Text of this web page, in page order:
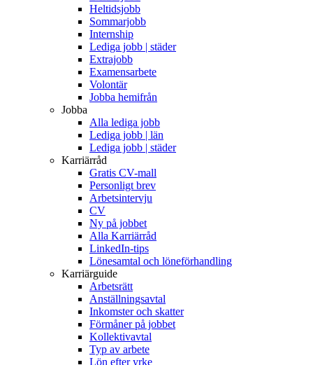
Heltidsjobb
Sommarjobb
Internship
Lediga jobb | städer
Extrajobb
Examensarbete
Volontär
Jobba hemifrån
Jobba
Alla lediga jobb
Lediga jobb | län
Lediga jobb | städer
Karriärråd
Gratis CV-mall
Personligt brev
Arbetsintervju
CV
Ny på jobbet
Alla Karriärråd
LinkedIn-tips
Lönesamtal och löneförhandling
Karriärguide
Arbetsrätt
Anställningsavtal
Inkomster och skatter
Förmåner på jobbet
Kollektivavtal
Typ av arbete
Lön efter yrke